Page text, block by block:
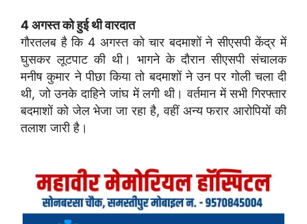
4 अगस्त को हुई थी वारदात
गौरतलब है कि 4 अगस्त को चार बदमाशों ने सीएसपी केंद्र में
घुसकर लूटपाट की थी। भागने के दौरान सीएसपी संचालक
मनीष कुमार ने पीछा किया तो बदमाशों ने उन पर गोली चला दी
थी, जो उनके दाहिने जांघ में लगी थी। वर्तमान में सभी गिरफ्तार
बदमाशों को जेल भेजा जा रहा है, वहीं अन्य फरार आरोपियों की
तलाश जारी है।